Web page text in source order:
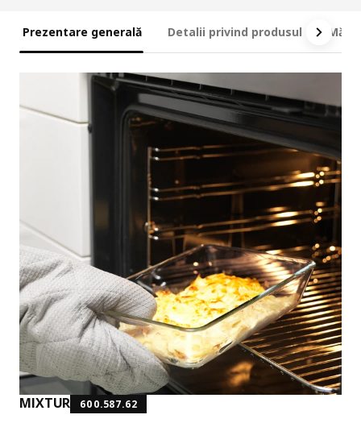
Prezentare generală Detalii privind produsul
MIXTUR 600.587.62